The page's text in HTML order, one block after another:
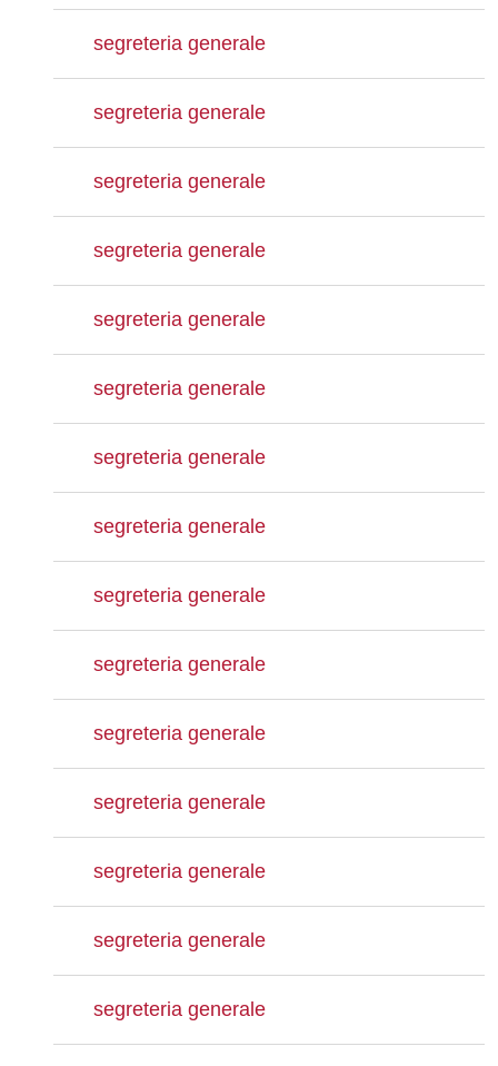
segreteria generale
segreteria generale
segreteria generale
segreteria generale
segreteria generale
segreteria generale
segreteria generale
segreteria generale
segreteria generale
segreteria generale
segreteria generale
segreteria generale
segreteria generale
segreteria generale
segreteria generale